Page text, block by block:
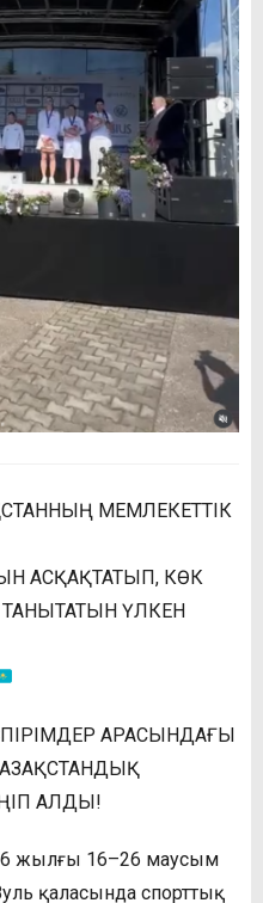
МЕМЛЕКЕТТІК
АСҚАҚТАТЫП, КӨК
ҮЛКЕН
АРАСЫНДАҒЫ
АЛДЫ!
жылғы 16–26 маусым
қаласында спорттық